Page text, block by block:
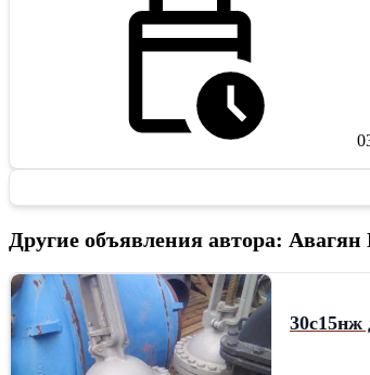
Другие объявления автора:
30с15нж